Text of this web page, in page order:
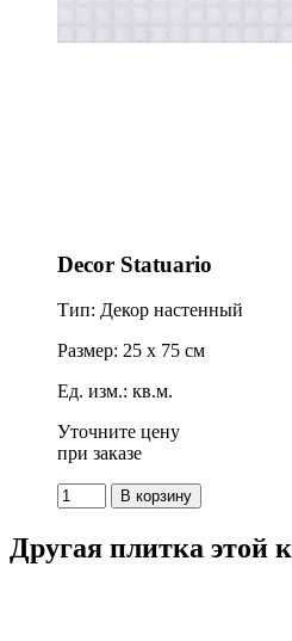
Decor Statuario
Тип: Декор настенный
Размер: 25 x 75 см
Ед. изм.: кв.м.
Уточните цену
при заказе
Другая плитка этой